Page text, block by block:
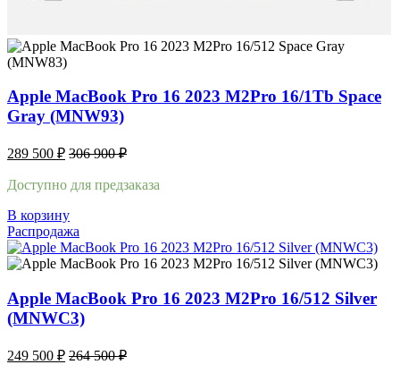
Apple MacBook Pro 16 2023 M2Pro 16/1Tb Space
Gray (MNW93)
289 500 ₽ 306 900₽
Доступно для предзаказа
В корзину
Распродажа
Apple MacBook Pro 16 2023 M2Pro 16/512 Silver
(MNWC3)
249 500 ₽ 264 500₽